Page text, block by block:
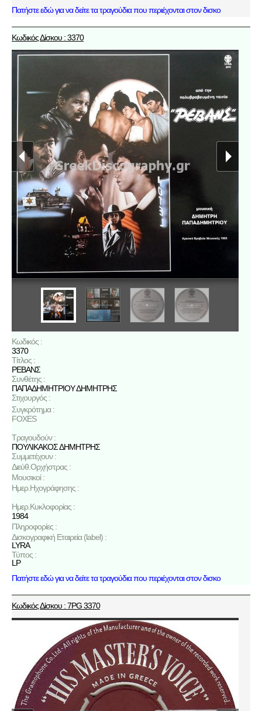
Πατήστε εδώ για να δείτε τα τραγούδια που περιέχονται στον δισκο
Κωδικός Δίσκου : 3370
Κωδικός :
3370
Τίτλος :
ΡΕΒΑΝΣ
Συνθέτης :
ΠΑΠΑΔΗΜΗΤΡΙΟΥ ΔΗΜΗΤΡΗΣ
Στιχουργός :
Συγκρότημα :
FOXES
Τραγουδούν :
ΠΟΥΛΙΚΑΚΟΣ ΔΗΜΗΤΡΗΣ
Συμμετέχουν :
Διεύθ.Ορχήστρας :
Μουσικοί :
Ημερ.Ηχογράφησης :
Ημερ.Κυκλοφορίας :
1984
Πληροφορίες :
Δισκογραφική Εταιρεία (label) :
LYRA
Τύπος :
LP
Πατήστε εδώ για να δείτε τα τραγούδια που περιέχονται στον δισκο
Κωδικός Δίσκου : 7PG 3370